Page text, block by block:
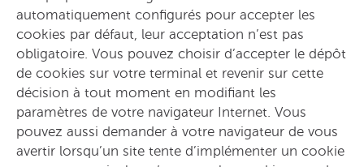
automatiquement configurés pour accepter les
cookies par défaut, leur acceptation n’est pas
obligatoire. Vous pouvez choisir d’accepter le dépôt
de cookies sur votre terminal et revenir sur cette
décision à tout moment en modifiant les
paramètres de votre navigateur Internet. Vous
pouvez aussi demander à votre navigateur de vous
avertir lorsqu’un site tente d’implémenter un cookie